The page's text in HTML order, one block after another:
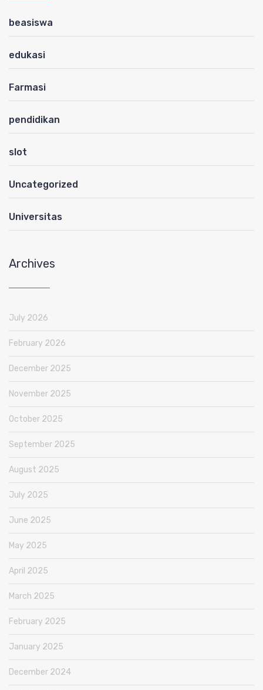
beasiswa
edukasi
Farmasi
pendidikan
slot
Uncategorized
Universitas
Archives
July 2026
February 2026
December 2025
November 2025
October 2025
September 2025
August 2025
July 2025
June 2025
May 2025
April 2025
March 2025
February 2025
January 2025
December 2024